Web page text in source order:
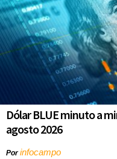
Dólar BLUE minuto a
agosto 2026
Porinfocampo